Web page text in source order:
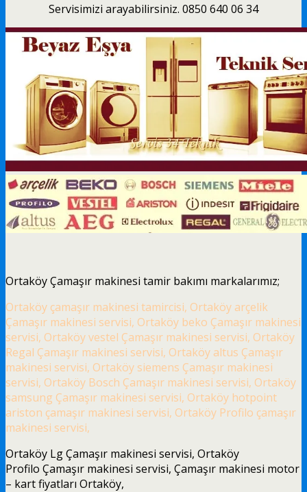
Servisimizi arayabilirsiniz. 0850 640 06 34
Ortaköy Çamaşır makinesi tamir bakımı markalarımız;
Ortaköy çamaşır makinesi tamircisi, Ortaköy arçelik
Çamaşır makinesi servisi, Ortaköy beko Çamaşır makinesi
servisi, Ortaköy vestel Çamaşır makinesi servisi, Ortaköy
Regal Çamaşır makinesi servisi, Ortaköy altus Çamaşır
makinesi servisi, Ortaköy siemens Çamaşır makinesi
servisi, Ortaköy Bosch Çamaşır makinesi servisi, Ortaköy
samsung Çamaşır makinesi servisi, Ortaköy hotpoint
ariston çamaşır makinesi servisi, Ortaköy Profilo çamaşır
makinesi servisi,
Ortaköy Lg Çamaşır makinesi servisi, Ortaköy
Profilo Çamaşır makinesi servisi, Çamaşır makinesi motor
– kart fiyatları Ortaköy,